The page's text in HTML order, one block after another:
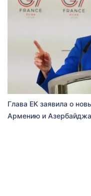
Глава ЕК заявила о
Армению и